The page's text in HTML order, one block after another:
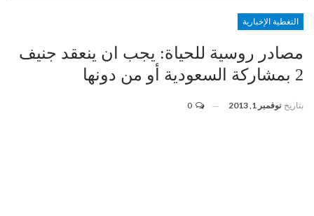
التغطية الإخبارية
مصادر روسية للحياة: يجب ان ينعقد جنيف
2 بمشاركة السعودية أو من دونها
بتاريخ نوفمبر 1, 2013